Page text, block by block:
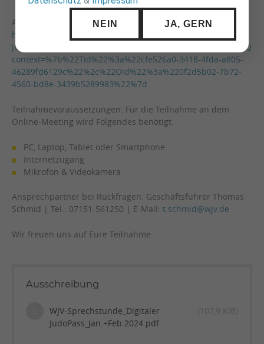
Anmeldung: Keine Anmeldung erforderlich. Teilnahme-Link:
https://teams.microsoft.com/l/meetup-
join/
context=%7b%22Tid%22%3a%22cfe526a0-3418-4fda-a805-
46289fd6129c%22%2c%22Oid%22%3a%220f2d5b02-7b72-
4560-bd8e-3439b5289983%22%7d
Teilnahmevoraussetzungen: Für die Teilnahme an dem
Online-Meeting wird Folgendes benötigt:
PC, Laptop, Tablet oder Smartphone
Internetzugang
Mikrofon & Videokamera
Ansprechpartner bei Rückfragen: Geschäftsführer Thomas
Schmid | Tel.: 07151-561250 | E-Mail: t.schmid@wjv.de
Wir freuen uns auf Eure Teilnahme.
Ausschreibung
WJV-Sprechstunde_Digitaler
JudoPass_Jan.+Feb.2024.pdf
(107,9 KiB)
NEIN JA, GERN